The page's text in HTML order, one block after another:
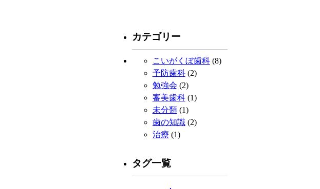
カテゴリー
こいがくぼ歯科(8)
予防歯科(2)
勉強会 (2)
審美歯科(1)
未分類(1)
歯の知識(2)
治療 (1)
タグ一覧